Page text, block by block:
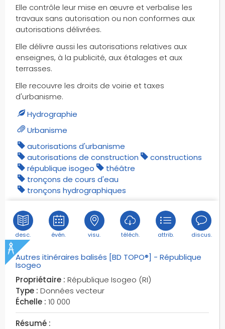
gastronomie
genres d'arbres
geoserver
glaciers
golf
gorges
gouffres
grand paris
grands terrains de sport
granges
grottes
gymnastique
géographie
géographie administrative
géolocalisation
géoplateforme
habitats temporaires
haies
haltérophilie
handball
haute tension
hockey sur gazon
houblonnières
hydrobases
Elle contrôle leur mise en œuvre et verbalise les
travaux sans autorisation ou non conformes aux
autorisations délivrées.
Elle délivre aussi les autorisations relatives aux
enseignes, à la publicité, aux étalages et aux
terrasses.
Elle recouvre les droits de voirie et taxes
d'urbanisme.
Hydrographie
Urbanisme
autorisations d'urbanisme
autorisations de construction
constructions
république isogeo
théâtre
tronçons de cours d'eau
tronçons hydrographiques
desc. évén. visu. téléch. attrib. discus.
Autres itinéraires balisés [BD TOPO®] - République
Isogeo
Propriétaire : République Isogeo (RI)
Type : Données vecteur
Échelle : 10 000
Résumé :